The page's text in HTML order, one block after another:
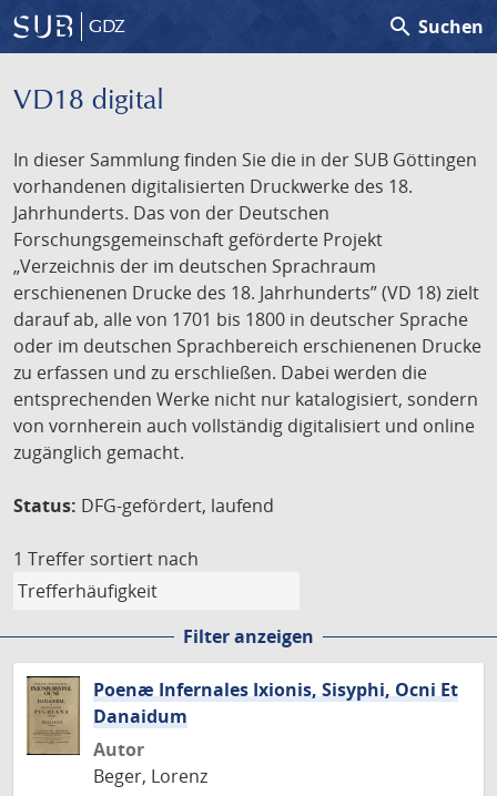
GDZ search Suchen
VD18 digital
In dieser Sammlung finden Sie die in der SUB Göttingen
vorhandenen digitalisierten Druckwerke des 18.
Jahrhunderts. Das von der Deutschen
Forschungsgemeinschaft geförderte Projekt
„Verzeichnis der im deutschen Sprachraum
erschienenen Drucke des 18. Jahrhunderts” (VD 18) zielt
darauf ab, alle von 1701 bis 1800 in deutscher Sprache
oder im deutschen Sprachbereich erschienenen Drucke
zu erfassen und zu erschließen. Dabei werden die
entsprechenden Werke nicht nur katalogisiert, sondern
von vornherein auch vollständig digitalisiert und online
zugänglich gemacht.
Status: DFG-gefördert, laufend
1 Treffer sortiert nach
Filter anzeigen
Poenæ Infernales Ixionis, Sisyphi, Ocni Et
Danaidum
Autor
Beger, Lorenz